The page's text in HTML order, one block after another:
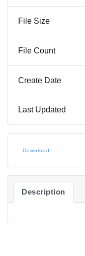
File Size
File Count
Create Date
Last Updated
Download
Description